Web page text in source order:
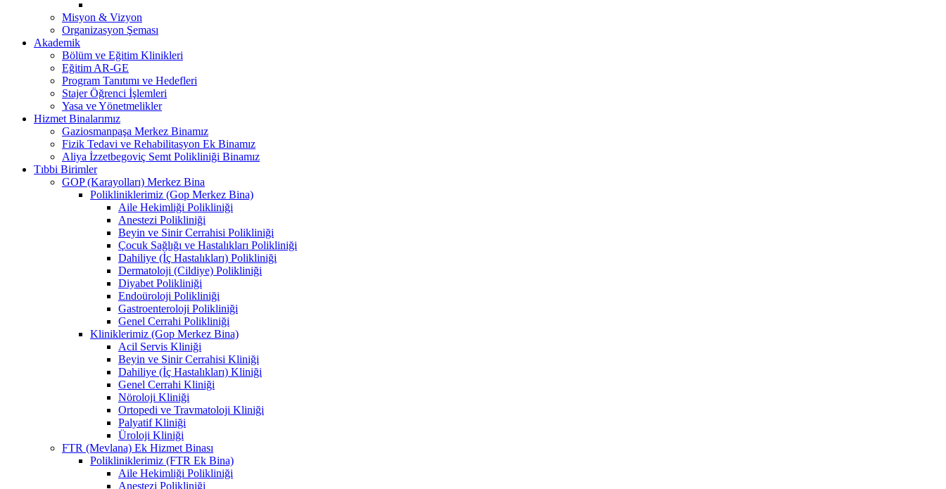
Misyon & Vizyon
Organizasyon Şeması
Akademik
Bölüm ve Eğitim Klinikleri
Eğitim AR-GE
Program Tanıtımı ve Hedefleri
Stajer Öğrenci İşlemleri
Yasa ve Yönetmelikler
Hizmet Binalarımız
Gaziosmanpaşa Merkez Binamız
Fizik Tedavi ve Rehabilitasyon Ek Binamız
Aliya İzzetbegoviç Semt Polikliniği Binamız
Tıbbi Birimler
GOP (Karayolları) Merkez Bina
Polikliniklerimiz (Gop Merkez Bina)
Aile Hekimliği Polikliniği
Anestezi Polikliniği
Beyin ve Sinir Cerrahisi Polikliniği
Çocuk Sağlığı ve Hastalıkları Polikliniği
Dahiliye (İç Hastalıkları) Polikliniği
Dermatoloji (Cildiye) Polikliniği
Diyabet Polikliniği
Endoüroloji Polikliniği
Gastroenteroloji Polikliniği
Genel Cerrahi Polikliniği
Kliniklerimiz (Gop Merkez Bina)
Acil Servis Kliniği
Beyin ve Sinir Cerrahisi Kliniği
Dahiliye (İç Hastalıkları) Kliniği
Genel Cerrahi Kliniği
Nöroloji Kliniği
Ortopedi ve Travmatoloji Kliniği
Palyatif Kliniği
Üroloji Kliniği
FTR (Mevlana) Ek Hizmet Binası
Polikliniklerimiz (FTR Ek Bina)
Aile Hekimliği Polikliniği
Anestezi Polikliniği